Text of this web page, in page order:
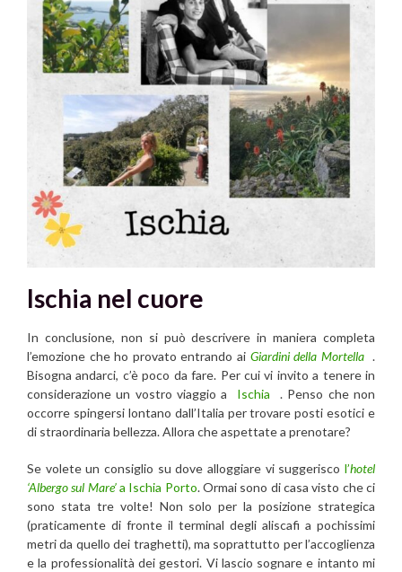
Ischia nel cuore
In conclusione, non si può descrivere in maniera completa
l’emozione che ho provato entrando ai Giardini della Mortella .
Bisogna andarci, c’è poco da fare. Per cui vi invito a tenere in
considerazione un vostro viaggio a
Ischia
. Penso che non
occorre spingersi lontano dall’Italia per trovare posti esotici e
di straordinaria bellezza. Allora che aspettate a prenotare?
Se volete un consiglio su dove alloggiare vi suggerisco l’hotel
‘Albergo sul Mare’a Ischia Porto. Ormai sono di casa visto che ci
sono stata tre volte! Non solo per la posizione strategica
(praticamente di fronte il terminal degli aliscafi a pochissimi
metri da quello dei traghetti), ma soprattutto per l’accoglienza
e la professionalità dei gestori. Vi lascio sognare e intanto mi